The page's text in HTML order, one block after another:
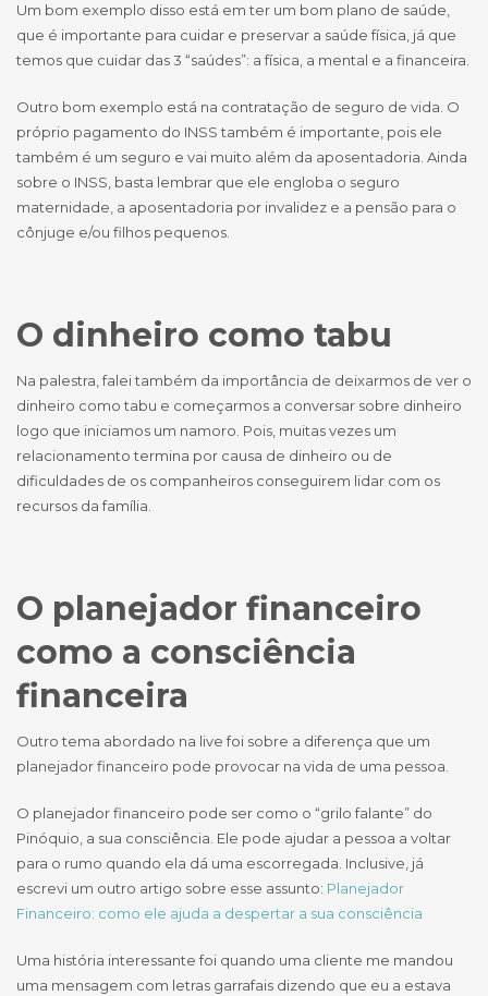
Um bom exemplo disso está em ter um bom plano de saúde,
que é importante para cuidar e preservar a saúde física, já que
temos que cuidar das 3 “saúdes”: a física, a mental e a financeira.
Outro bom exemplo está na contratação de seguro de vida. O
próprio pagamento do INSS também é importante, pois ele
também é um seguro e vai muito além da aposentadoria. Ainda
sobre o INSS, basta lembrar que ele engloba o seguro
maternidade, a aposentadoria por invalidez e a pensão para o
cônjuge e/ou filhos pequenos.
O dinheiro como tabu
Na palestra, falei também da importância de deixarmos de ver o
dinheiro como tabu e começarmos a conversar sobre dinheiro
logo que iniciamos um namoro. Pois, muitas vezes um
relacionamento termina por causa de dinheiro ou de
dificuldades de os companheiros conseguirem lidar com os
recursos da família.
O planejador financeiro
como a consciência
financeira
Outro tema abordado na live foi sobre a diferença que um
planejador financeiro pode provocar na vida de uma pessoa.
O planejador financeiro pode ser como o “grilo falante” do
Pinóquio, a sua consciência. Ele pode ajudar a pessoa a voltar
para o rumo quando ela dá uma escorregada. Inclusive, já
escrevi um outro artigo sobre esse assunto: Planejador
Financeiro: como ele ajuda a despertar a sua consciência
Uma história interessante foi quando uma cliente me mandou
uma mensagem com letras garrafais dizendo que eu a estava